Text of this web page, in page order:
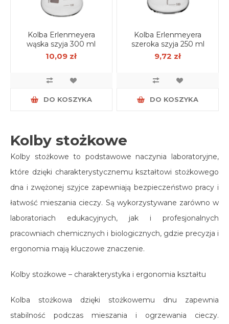
Kolba Erlenmeyera
wąska szyja 300 ml
10,09 zł
DO KOSZYKA
Kolba Erlenmeyera
szeroka szyja 250 ml
9,72 zł
DO KOSZYKA
Kolby stożkowe
Kolby stożkowe to podstawowe naczynia laboratoryjne,
które dzięki charakterystycznemu kształtowi stożkowego
dna i zwężonej szyjce zapewniają bezpieczeństwo pracy i
łatwość mieszania cieczy. Są wykorzystywane zarówno w
laboratoriach edukacyjnych, jak i profesjonalnych
pracowniach chemicznych i biologicznych, gdzie precyzja i
ergonomia mają kluczowe znaczenie.
Kolby stożkowe – charakterystyka i ergonomia kształtu
Kolba stożkowa dzięki stożkowemu dnu zapewnia
stabilność podczas mieszania i ogrzewania cieczy.